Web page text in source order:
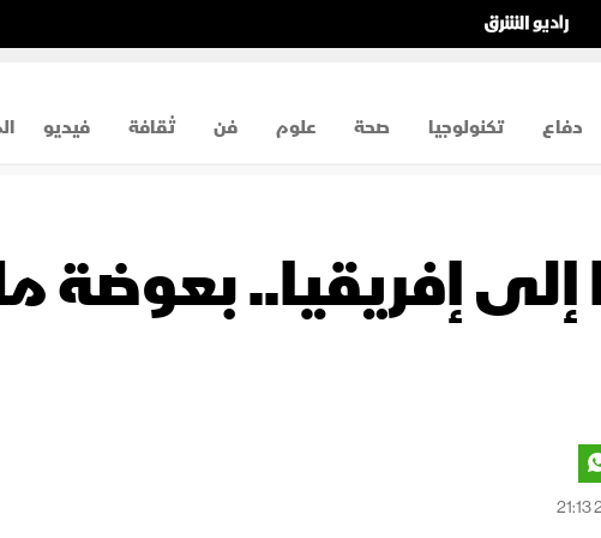
دفاع تكنولوجيا صحة علوم فن ثقافة فيديو
إفريقيا.. بعوضة